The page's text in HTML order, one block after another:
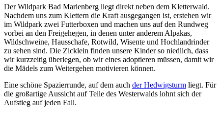
Der Wildpark Bad Marienberg liegt direkt neben dem Kletterwald.
Nachdem uns zum Klettern die Kraft ausgegangen ist, erstehen wir
im Wildpark zwei Futterboxen und machen uns auf den Rundweg
vorbei an den Freigehegen, in denen unter anderem Alpakas,
Wildschweine, Hausschafe, Rotwild, Wisente und Hochlandrinder
zu sehen sind. Die Zicklein finden unsere Kinder so niedlich, dass
wir kurzzeitig überlegen, ob wir eines adoptieren müssen, damit wir
die Mädels zum Weitergehen motivieren können.
Eine schöne Spazierrunde, auf dem auch der Hedwigsturm liegt. Für
die großartige Aussicht auf Teile des Westerwalds lohnt sich der
Aufstieg auf jeden Fall.